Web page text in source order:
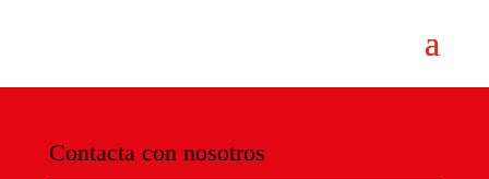
Contacta con nosotros